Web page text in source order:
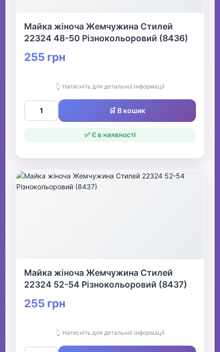
Майка жіноча Жемчужина Стилей
22324 48-50 Різнокольоровий (8436)
255 грн
👆 Натисніть для детальної інформації
🛒 В кошик
✅ Є в наявності
Майка жіноча Жемчужина Стилей
22324 52-54 Різнокольоровий (8437)
255 грн
👆 Натисніть для детальної інформації